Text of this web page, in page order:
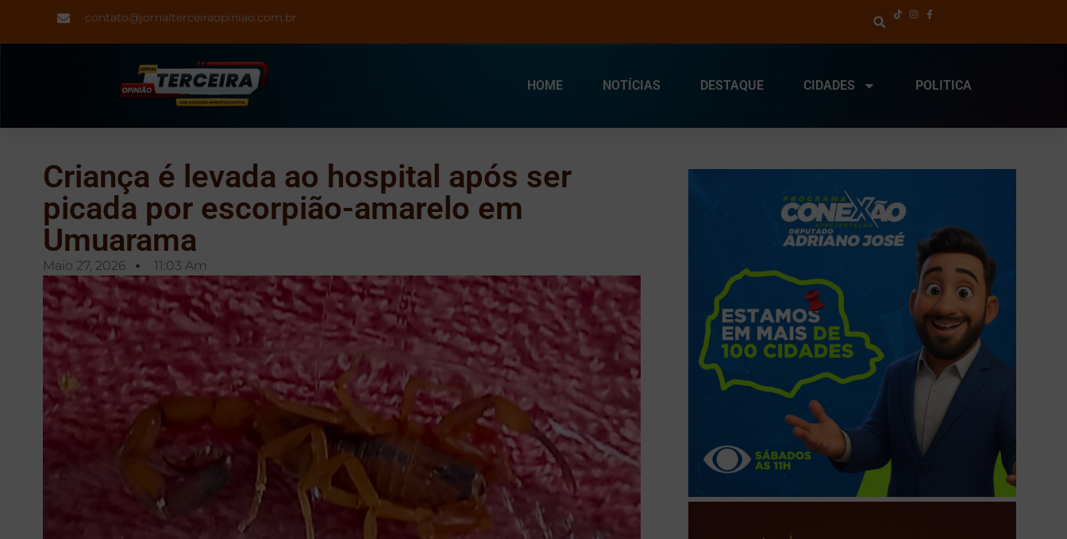
contato@jornalterceiraopiniao.com.br
HOME NOTÍCIAS DESTAQUE CIDADES POLITICA
Criança é levada ao hospital após ser
picada por escorpião-amarelo em
Umuarama
Maio 27, 2026 11:03 Am